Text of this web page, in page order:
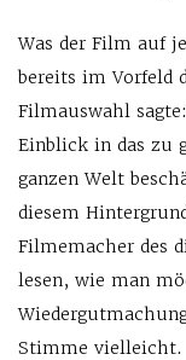
Was der Film auf
bereits im Vorfeld
Filmauswahl
Einblick in das zu
ganzen Welt
diesem
Filmemacher des
lesen, wie man
Stimme vielleicht.